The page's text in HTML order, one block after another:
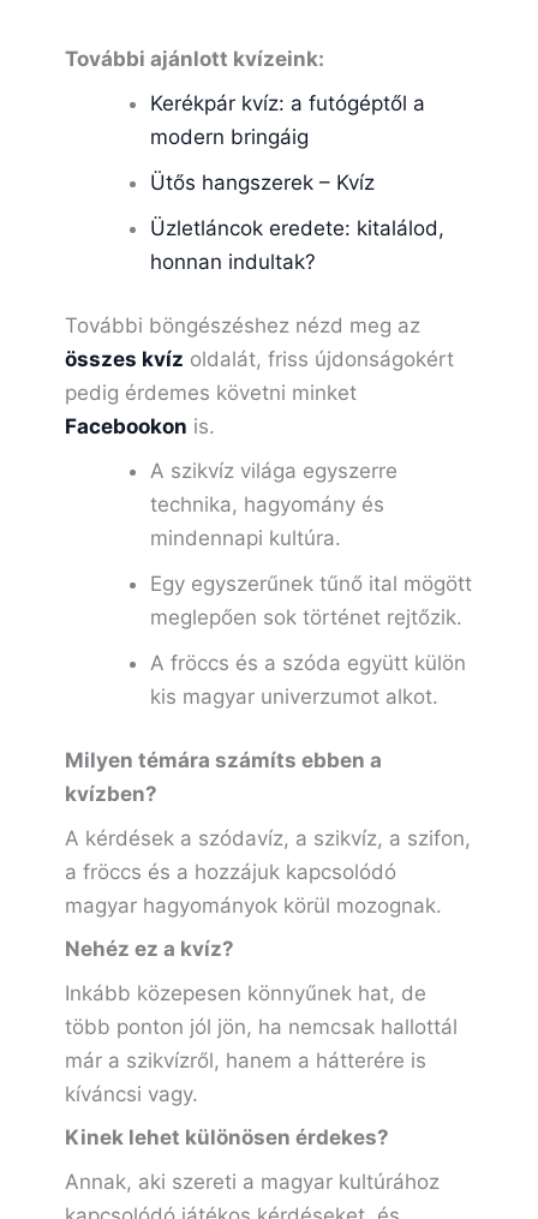
További ajánlott kvízeink:
Kerékpár kvíz: a futógéptől a
modern bringáig
Ütős hangszerek – Kvíz
Üzletláncok eredete: kitalálod,
honnan indultak?
További böngészéshez nézd meg az
összes kvíz oldalát, friss újdonságokért
pedig érdemes követni minket
Facebookon is.
A szikvíz világa egyszerre
technika, hagyomány és
mindennapi kultúra.
Egy egyszerűnek tűnő ital mögött
meglepően sok történet rejtőzik.
A fröccs és a szóda együtt külön
kis magyar univerzumot alkot.
Milyen témára számíts ebben a
kvízben?
A kérdések a szódavíz, a szikvíz, a szifon,
a fröccs és a hozzájuk kapcsolódó
magyar hagyományok körül mozognak.
Nehéz ez a kvíz?
Inkább közepesen könnyűnek hat, de
több ponton jól jön, ha nemcsak hallottál
már a szikvízről, hanem a hátterére is
kíváncsi vagy.
Kinek lehet különösen érdekes?
Annak, aki szereti a magyar kultúrához